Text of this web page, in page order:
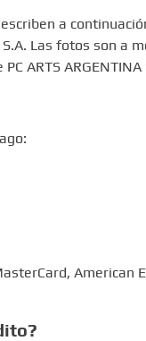
a
S.A. Las fotos son a
ARTS ARGENTINA
American